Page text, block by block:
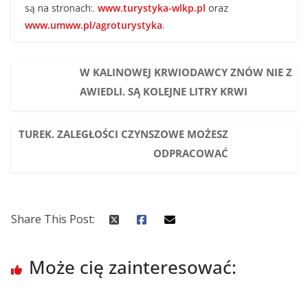
są na stronach:. www.turystyka-wlkp.pl oraz
www.umww.pl/agroturystyka.
W KALINOWEJ KRWIODAWCY ZNÓW NIE Z
AWIEDLI. SĄ KOLEJNE LITRY KRWI
TUREK. ZALEGŁOŚCI CZYNSZOWE MOŻESZ
ODPRACOWAĆ
Share This Post:
Może cię zainteresować: